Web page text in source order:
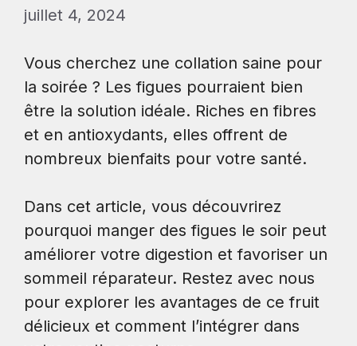
juillet 4, 2024
Vous cherchez une collation saine pour
la soirée ? Les figues pourraient bien
être la solution idéale. Riches en fibres
et en antioxydants, elles offrent de
nombreux bienfaits pour votre santé.
Dans cet article, vous découvrirez
pourquoi manger des figues le soir peut
améliorer votre digestion et favoriser un
sommeil réparateur. Restez avec nous
pour explorer les avantages de ce fruit
délicieux et comment l’intégrer dans